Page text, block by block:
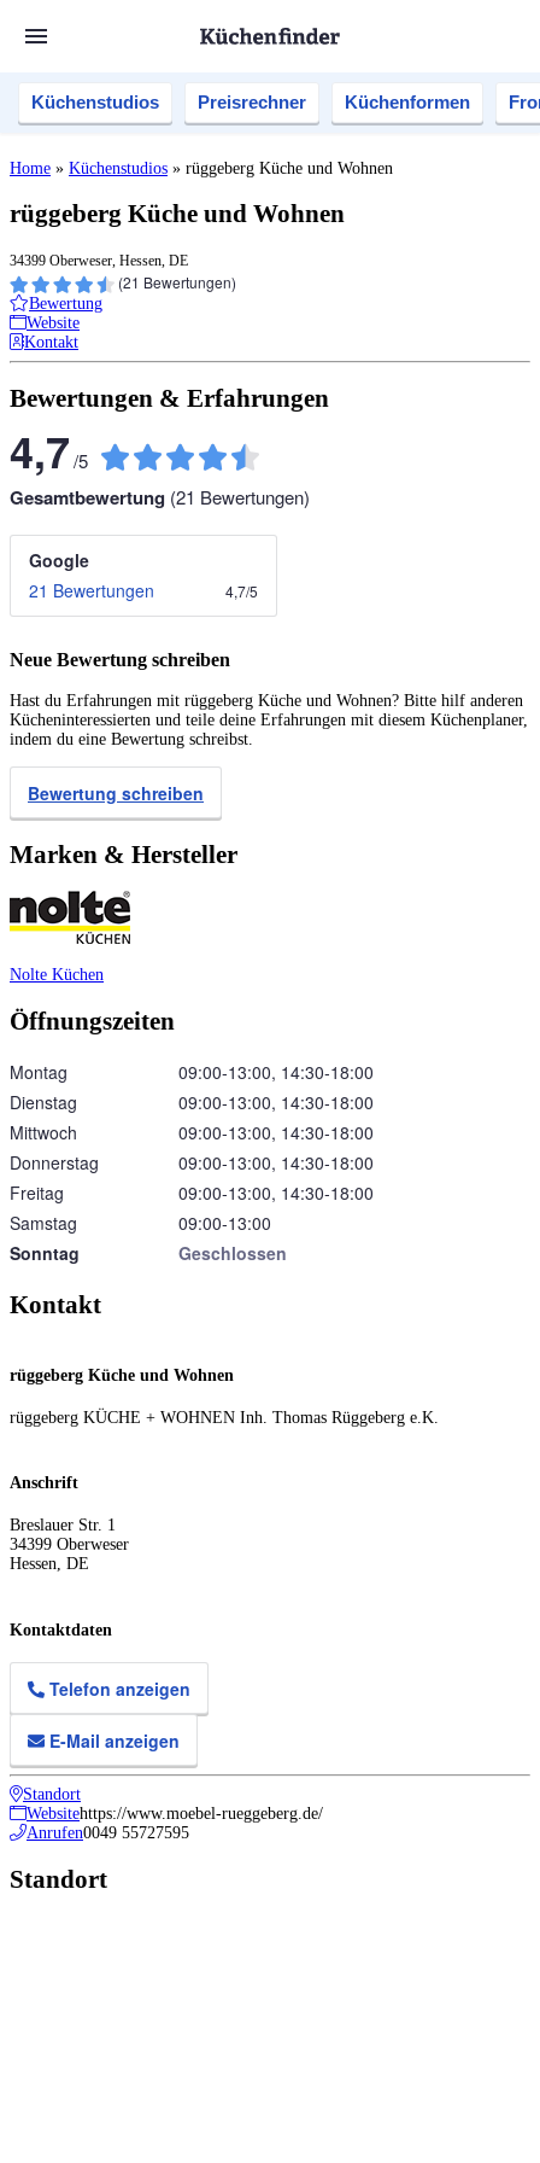
Küchenstudios Preisrechner Küchenformen
Home » Küchenstudios » rüggeberg Küche und Wohnen
rüggeberg Küche und Wohnen
34399 Oberweser, Hessen, DE
(21 Bewertungen)
Bewertung
Website
Kontakt
Bewertungen & Erfahrungen
4,7/5
Gesamtbewertung (21 Bewertungen)
Google
21 Bewertungen
4,7/5
Neue Bewertung schreiben
Hast du Erfahrungen mit rüggeberg Küche und Wohnen? Bitte hilf anderen
Kücheninteressierten und teile deine Erfahrungen mit diesem Küchenplaner,
indem du eine Bewertung schreibst.
Bewertung schreiben
Marken & Hersteller
Nolte Küchen
Öffnungszeiten
Montag
09:00‑13:00, 14:30‑18:00
Dienstag
09:00‑13:00, 14:30‑18:00
Mittwoch
09:00‑13:00, 14:30‑18:00
Donnerstag
09:00‑13:00, 14:30‑18:00
Freitag
09:00‑13:00, 14:30‑18:00
Samstag
09:00‑13:00
Sonntag
Geschlossen
Kontakt
rüggeberg Küche und Wohnen
rüggeberg KÜCHE + WOHNEN Inh. Thomas Rüggeberg e.K.
Anschrift
Breslauer Str. 1
34399 Oberweser
Hessen DE
Kontaktdaten
Telefon anzeigen
E-Mail anzeigen
Standort
Websitehttps://www.moebel-rueggeberg.de/
Anrufen0049 55727595
Standort